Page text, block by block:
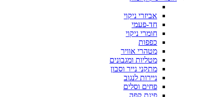
אביזרי ניקוי
חד-פעמי
חומרי ניקוי
כפפות
מטהרי אוויר
מטליות ומגבונים
מתקני נייר וסבון
ניירות לנגוב
פחים וסלים
פינת קפה